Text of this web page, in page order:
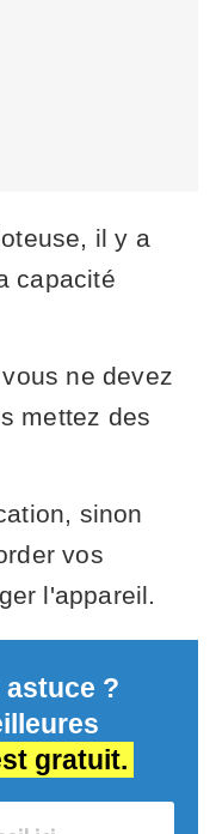
il y a
capacité
ne devez
mettez des
sinon
vos
l'appareil.
astuce ?
gratuit.